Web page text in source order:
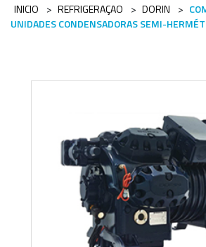
INICIO > REFRIGERAÇAO > DORIN >
UNIDADES CONDENSADORAS SEMI-